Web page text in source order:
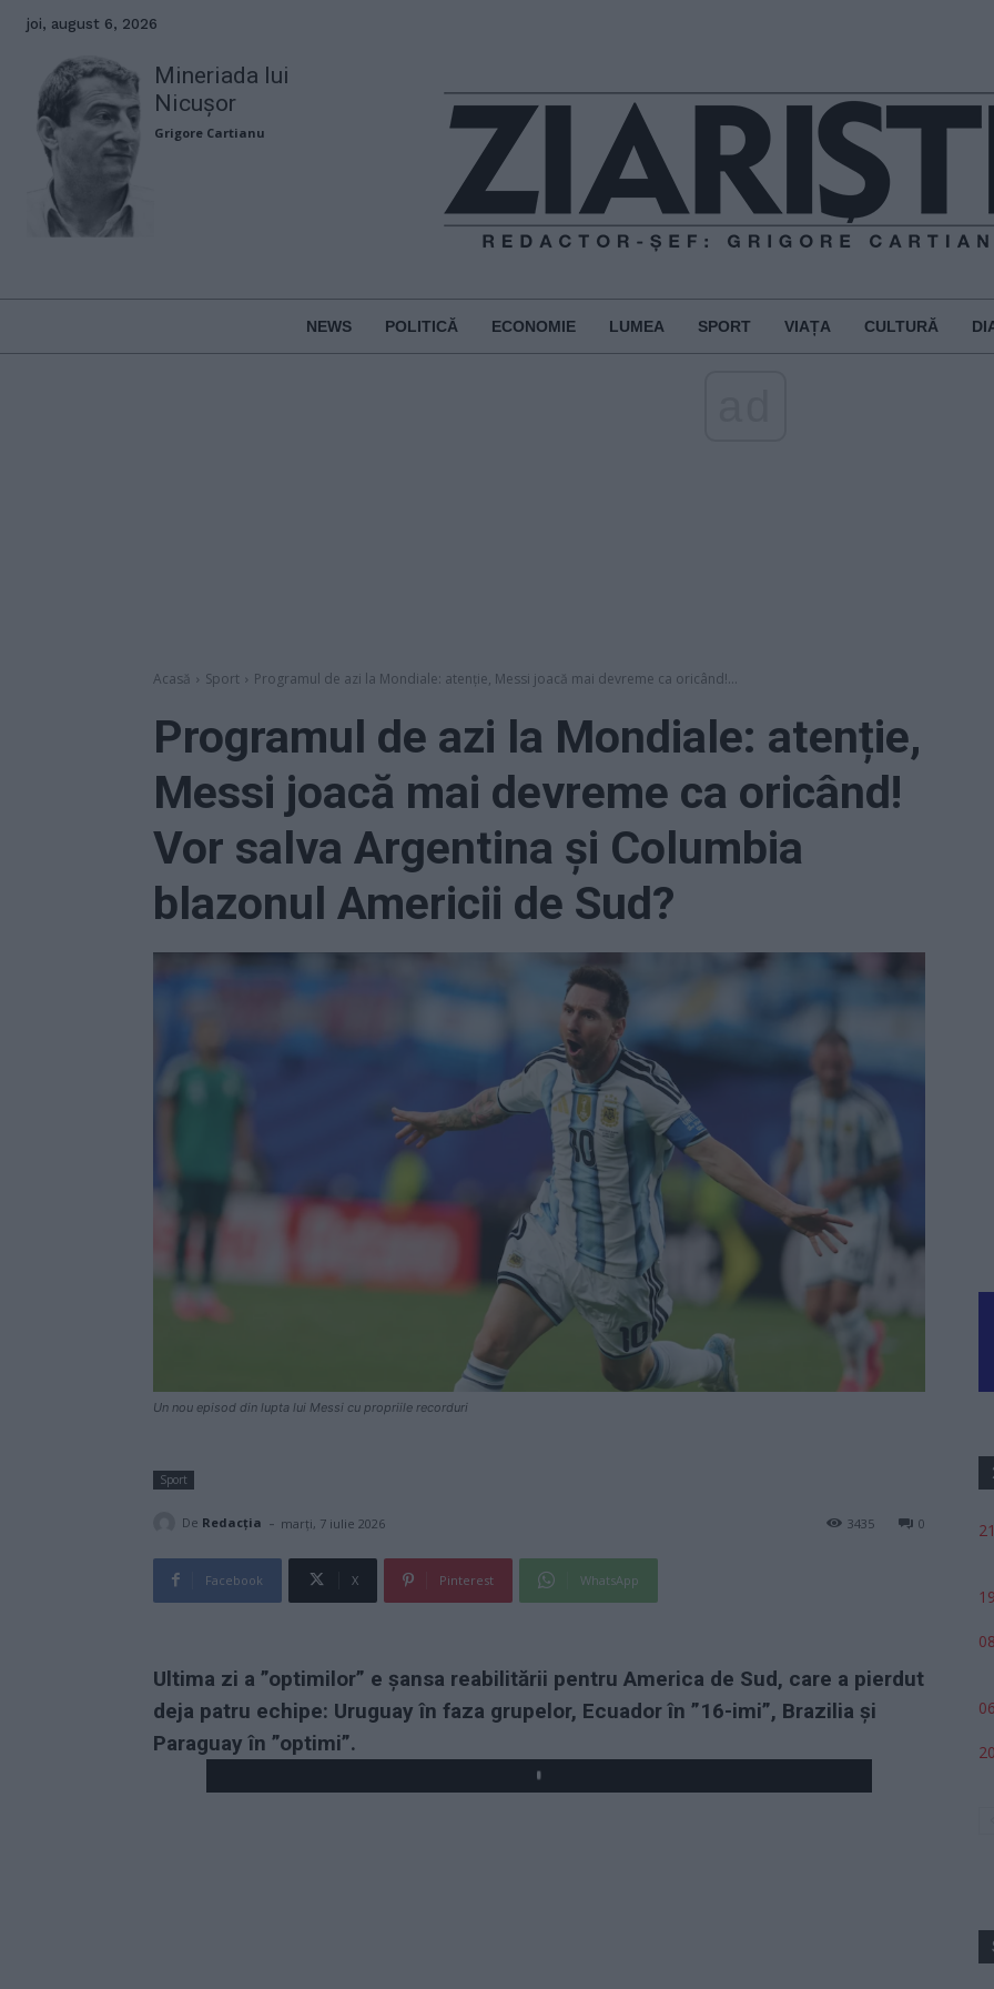
joi, august 6, 2026
Mineriada lui
Nicușor
Grigore Cartianu
NEWS POLITICĂ ECONOMIE LUMEA SPORT VIAȚA CULTURĂ
Acasă Sport Programul de azi la Mondiale: atenție, Messi joacă mai devreme ca oricând!...
Programul de azi la Mondiale: atenție,
Messi joacă mai devreme ca oricând!
Vor salva Argentina și Columbia
blazonul Americii de Sud?
Un nou episod din lupta lui Messi cu propriile recorduri
Sport
De Redacţia - marți, 7 iulie 2026 0
3435
Facebook X Pinterest WhatsApp
Ultima zi a ”optimilor” e șansa reabilitării pentru America de Sud, care a pierdut
deja patru echipe: Uruguay în faza grupelor, Ecuador în ”16-imi”, Brazilia și
Paraguay în ”optimi”.